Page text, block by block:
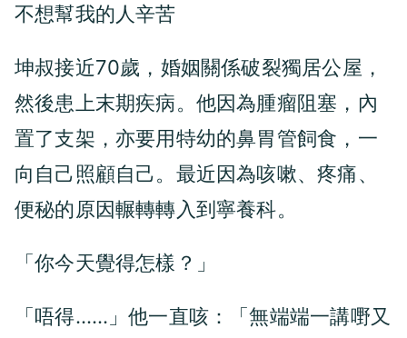
不想幫我的人辛苦
坤叔接近70歲，婚姻關係破裂獨居公屋，
然後患上末期疾病。他因為腫瘤阻塞，內
置了支架，亦要用特幼的鼻胃管飼食，一
向自己照顧自己。最近因為咳嗽、疼痛、
便秘的原因輾轉轉入到寧養科。
「你今天覺得怎樣？」
「唔得……」他一直咳：「無端端一講嘢又